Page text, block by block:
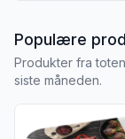
Populære
Produkter fra
siste måneden.
Vis flere